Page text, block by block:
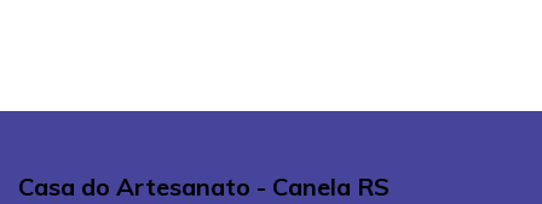
Casa do Artesanato - Canela RS